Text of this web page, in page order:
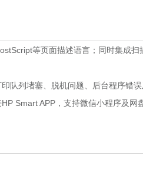
等页面描述语言；同时集成扫
队列堵塞、脱机问题、后台程序错误
Smart APP，支持微信小程序及网